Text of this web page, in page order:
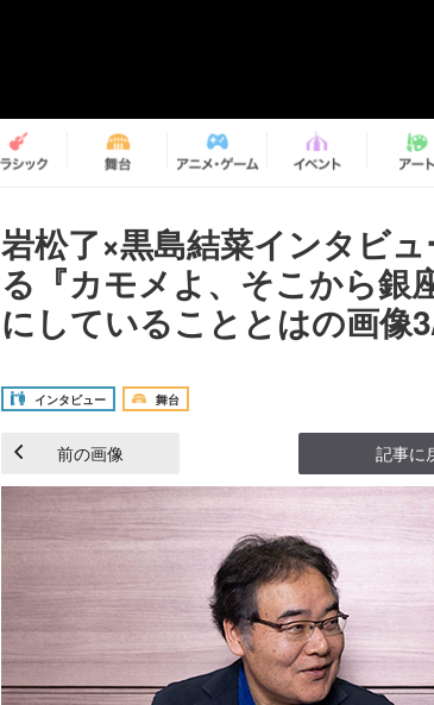
岩松了×黒島結菜インタビ
る『カモメよ、そこから銀
にしていることとはの画像
インタビュー 舞台
前の画像 記事に